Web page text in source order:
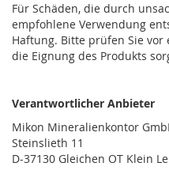
Für Schäden, die durch
empfohlene Verwendung
Haftung. Bitte prüfen Sie
die Eignung des Produkts
Verantwortlicher Anbieter
Mikon Mineralienkontor
Steinslieth 11
D-37130 Gleichen OT Klein